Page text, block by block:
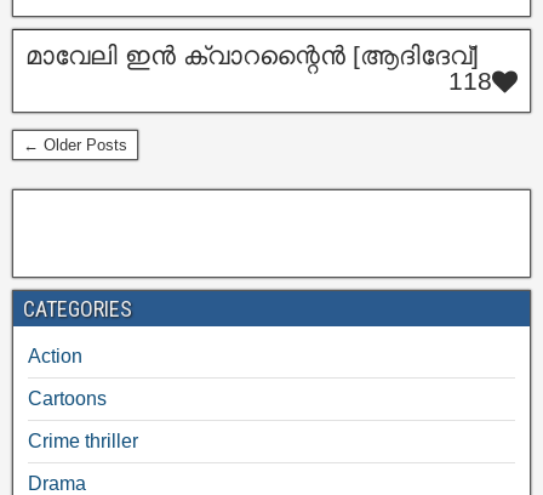
മാവേലി ഇൻ ക്വാറന്റൈൻ [ആദിദേവ്]
118
← Older Posts
CATEGORIES
Action
Cartoons
Crime thriller
Drama